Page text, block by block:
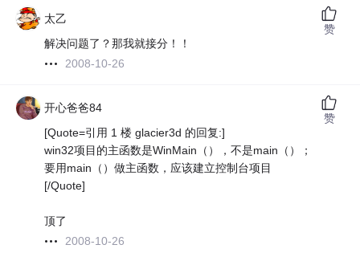
太乙
解决问题了？那我就接分！！
2008-10-26
赞
开心爸爸84
[Quote=引用 1 楼 glacier3d 的回复:]
win32项目的主函数是WinMain（），不是main（）；
要用main（）做主函数，应该建立控制台项目
[/Quote]
顶了
2008-10-26
赞